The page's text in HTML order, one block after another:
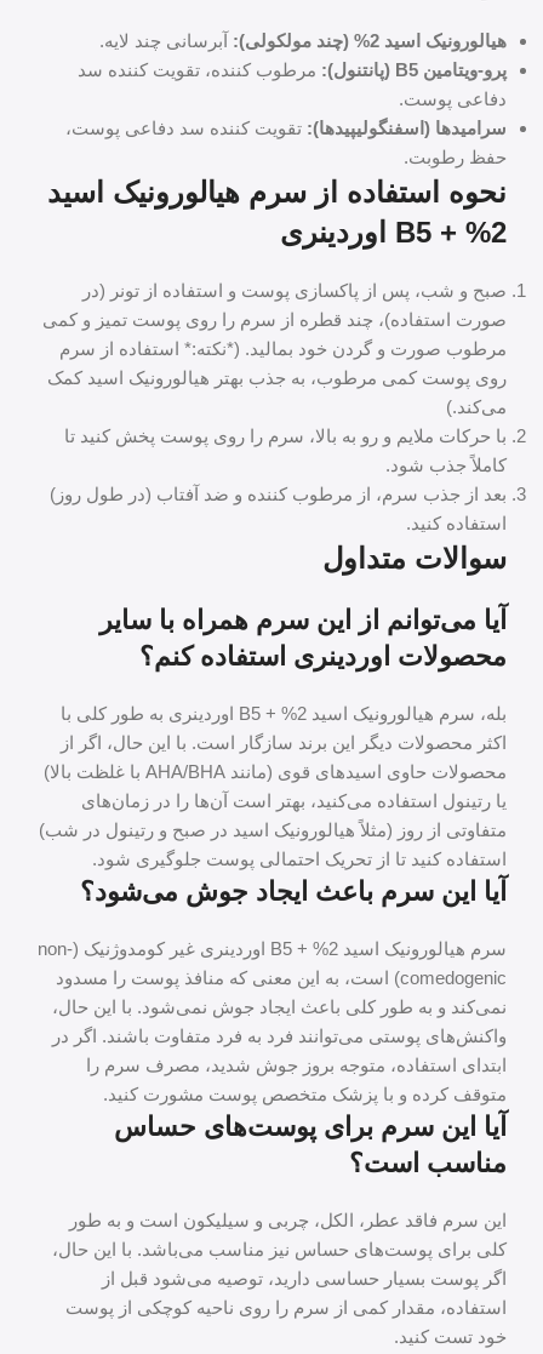
هیالورونیک اسید 2% (چند مولکولی):
آبرسانی چند لایه.
پرو-ویتامین B5 (پانتنول):
مرطوب کننده، تقویت کننده سد
دفاعی پوست.
سرامیدها (اسفنگولیپیدها): تقویت کننده سد دفاعی پوست،
حفظ رطوبت.
نحوه استفاده از سرم هیالورونیک اسید
2% + B5 اوردینری
صبح و شب، پس از پاکسازی پوست و استفاده از تونر (در
صورت استفاده)، چند قطره از سرم را روی پوست تمیز و کمی
مرطوب صورت و گردن خود بمالید. (*نکته:* استفاده از سرم
روی پوست کمی مرطوب، به جذب بهتر هیالورونیک اسید کمک
می‌کند.)
با حرکات ملایم و رو به بالا، سرم را روی پوست پخش کنید تا
کاملاً جذب شود.
بعد از جذب سرم، از مرطوب کننده و ضد آفتاب (در طول روز)
استفاده کنید.
سوالات متداول
آیا می‌توانم از این سرم همراه با سایر
محصولات اوردینری استفاده کنم؟
بله، سرم هیالورونیک اسید 2% + B5 اوردینری به طور کلی با
اکثر محصولات دیگر این برند سازگار است. با این حال، اگر از
محصولات حاوی اسیدهای قوی (مانند AHA/BHA با غلظت بالا)
یا رتینول استفاده می‌کنید، بهتر است آن‌ها را در زمان‌های
متفاوتی از روز (مثلاً هیالورونیک اسید در صبح و رتینول در شب)
استفاده کنید تا از تحریک احتمالی پوست جلوگیری شود.
آیا این سرم باعث ایجاد جوش می‌شود؟
سرم هیالورونیک اسید 2% + B5 اوردینری غیر کومدوژنیک (non-
comedogenic) است، به این معنی که منافذ پوست را مسدود
نمی‌کند و به طور کلی باعث ایجاد جوش نمی‌شود. با این حال،
واکنش‌های پوستی می‌توانند فرد به فرد متفاوت باشند. اگر در
ابتدای استفاده، متوجه بروز جوش شدید، مصرف سرم را
متوقف کرده و با پزشک متخصص پوست مشورت کنید.
آیا این سرم برای پوست‌های حساس
مناسب است؟
این سرم فاقد عطر، الکل، چربی و سیلیکون است و به طور
کلی برای پوست‌های حساس نیز مناسب می‌باشد. با این حال،
اگر پوست بسیار حساسی دارید، توصیه می‌شود قبل از
استفاده، مقدار کمی از سرم را روی ناحیه کوچکی از پوست
خود تست کنید.